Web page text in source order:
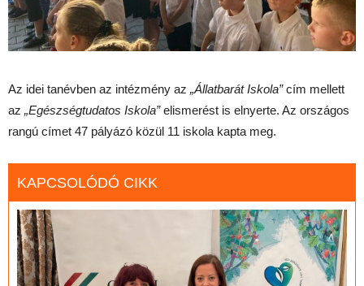
Az idei tanévben az intézmény az „Állatbarát Iskola”cím mellett
az „Egészségtudatos Iskola”elismerést is elnyerte. Az országos
rangú címet 47 pályázó közül 11 iskola kapta meg.
KAPCSOLÓDÓ CIKK